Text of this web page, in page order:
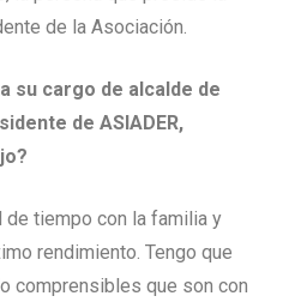
de la Asociación.
su cargo de alcalde de
de ASIADER,
de tiempo con la familia y
rendimiento. Tengo que
comprensibles que son con